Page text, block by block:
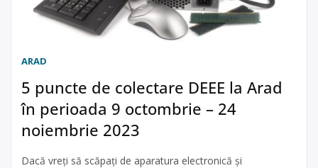
ARAD
5 puncte de colectare DEEE la Arad
în perioada 9 octombrie – 24
noiembrie 2023
Dacă vreți să scăpați de aparatura electronică și